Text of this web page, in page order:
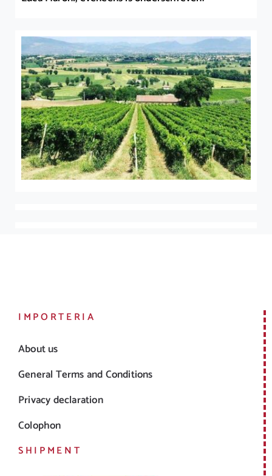
IMPORTERIA
About us
General Terms and Conditions
Privacy declaration
Colophon
SHIPMENT